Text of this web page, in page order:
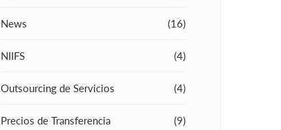
News (16)
NIIFS (4)
Outsourcing de Servicios (4)
Precios de Transferencia (9)